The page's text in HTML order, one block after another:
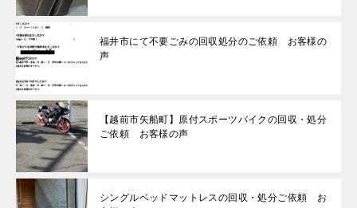
福井市にて不要ごみの回収処分のご依頼 お客様の
声
【越前市矢船町】原付スポーツバイクの回収・処分
ご依頼 お客様の声
シングルベッドマットレスの回収・処分ご依頼 お